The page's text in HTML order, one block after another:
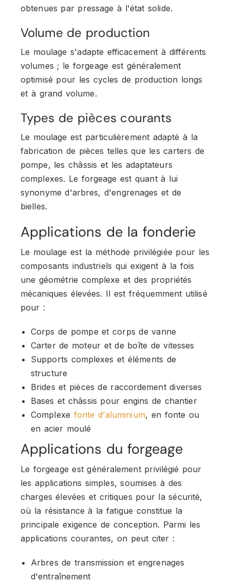
obtenues par pressage à l'état solide.
Volume de production
Le moulage s'adapte efficacement à différents
volumes ; le forgeage est généralement
optimisé pour les cycles de production longs
et à grand volume.
Types de pièces courants
Le moulage est particulièrement adapté à la
fabrication de pièces telles que les carters de
pompe, les châssis et les adaptateurs
complexes. Le forgeage est quant à lui
synonyme d'arbres, d'engrenages et de
bielles.
Applications de la fonderie
Le moulage est la méthode privilégiée pour les
composants industriels qui exigent à la fois
une géométrie complexe et des propriétés
mécaniques élevées. Il est fréquemment utilisé
pour :
Corps de pompe et corps de vanne
Carter de moteur et de boîte de vitesses
Supports complexes et éléments de
structure
Brides et pièces de raccordement diverses
Bases et châssis pour engins de chantier
Complexe fonte d'aluminium, en fonte ou
en acier moulé
Applications du forgeage
Le forgeage est généralement privilégié pour
les applications simples, soumises à des
charges élevées et critiques pour la sécurité,
où la résistance à la fatigue constitue la
principale exigence de conception. Parmi les
applications courantes, on peut citer :
Arbres de transmission et engrenages
d'entraînement